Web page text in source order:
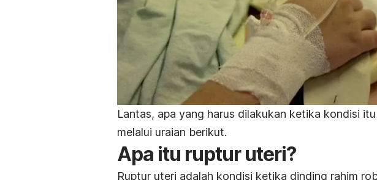
Lantas, apa yang harus dilakukan ketika kondisi
melalui uraian berikut.
Apa itu ruptur uteri?
Ruptur uteri adalah kondisi ketika dinding rahim